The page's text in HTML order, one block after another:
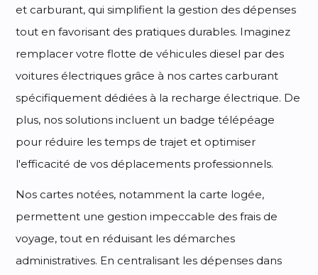
et carburant, qui simplifient la gestion des dépenses
tout en favorisant des pratiques durables. Imaginez
remplacer votre flotte de véhicules diesel par des
voitures électriques grâce à nos cartes carburant
spécifiquement dédiées à la recharge électrique. De
plus, nos solutions incluent un badge télépéage
pour réduire les temps de trajet et optimiser
l'efficacité de vos déplacements professionnels.
Nos cartes notées, notamment la carte logée,
permettent une gestion impeccable des frais de
voyage, tout en réduisant les démarches
administratives. En centralisant les dépenses dans